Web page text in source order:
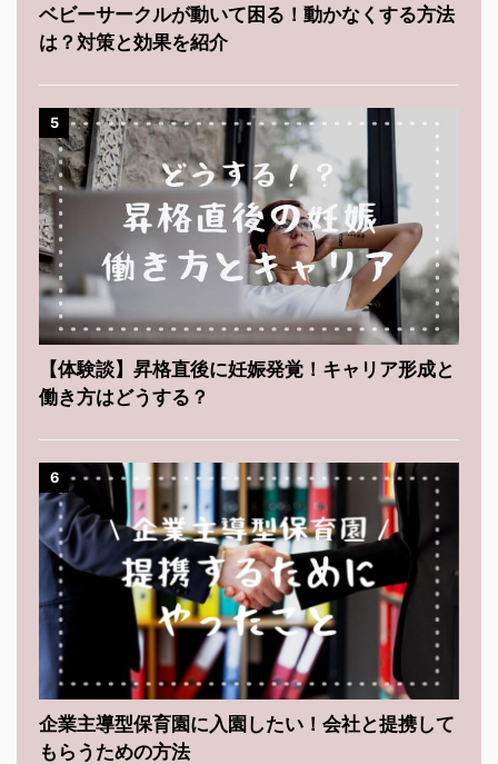
ベビーサークルが動いて困る！動かなくする方法
は？対策と効果を紹介
5
【体験談】昇格直後に妊娠発覚！キャリア形成と
働き方はどうする？
6
企業主導型保育園に入園したい！会社と提携して
もらうための方法